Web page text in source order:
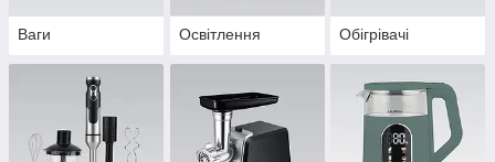
Ваги Освітлення Обігрівачі